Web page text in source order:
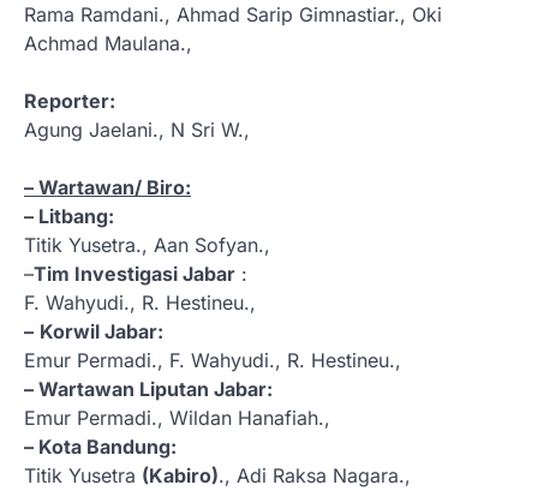
Rama Ramdani., Ahmad Sarip Gimnastiar., Oki
Achmad Maulana.,
Reporter:
Agung Jaelani., N Sri W.,
– Wartawan/ Biro:
– Litbang:
Titik Yusetra., Aan Sofyan.,
–Tim Investigasi Jabar :
F. Wahyudi., R. Hestineu.,
– Korwil Jabar:
Emur Permadi., F. Wahyudi., R. Hestineu.,
– Wartawan Liputan Jabar:
Emur Permadi., Wildan Hanafiah.,
– Kota Bandung:
Titik Yusetra (Kabiro)., Adi Raksa Nagara.,